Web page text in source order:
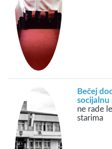
Bečej
socijalnu
ne rade
starima